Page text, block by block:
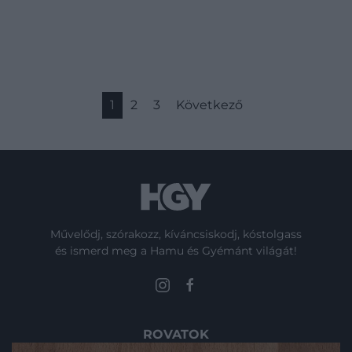
1 2 3 Következő
Művelődj, szórakozz, kíváncsiskodj, kóstolgass
és ismerd meg a Hamu és Gyémánt világát!
ROVATOK